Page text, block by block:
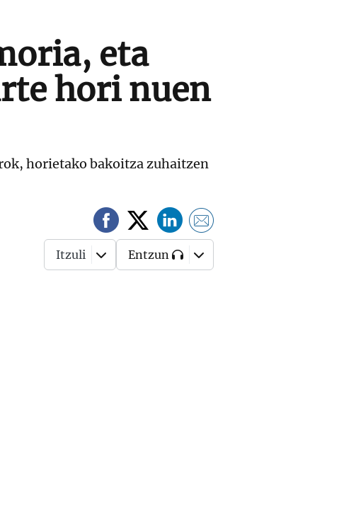
eta
hori nuen
horietako bakoitza zuhaitzen
Itzuli Entzun